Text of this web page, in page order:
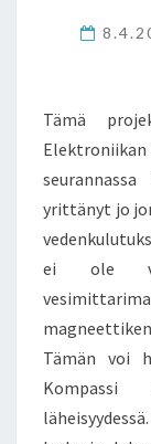
Tämä
yrittänyt jo
ei ole
Tämän voi
Kompassi